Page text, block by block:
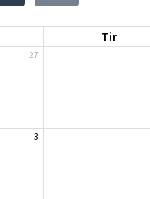
Tir
27.
3.